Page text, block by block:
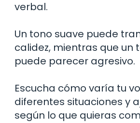
verbal.
Un tono suave puede
calidez, mientras que un
puede parecer agresivo.
Escucha cómo varía tu
diferentes situaciones y
según lo que quieras